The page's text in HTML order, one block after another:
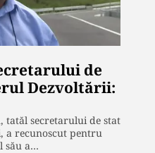
de
Dezvoltării:
tatăl secretarului de stat
a recunoscut pentru
său a…